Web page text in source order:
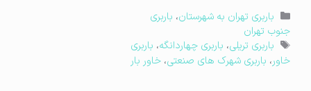
دسته‌ها
باربری تهران به شهرستان،باربری
جنوب تهران
برچسب‌ها
باربری تریلی ،باربری چهاردانگه،باربری
،باربری شهرک های صنعتی،خاور بار